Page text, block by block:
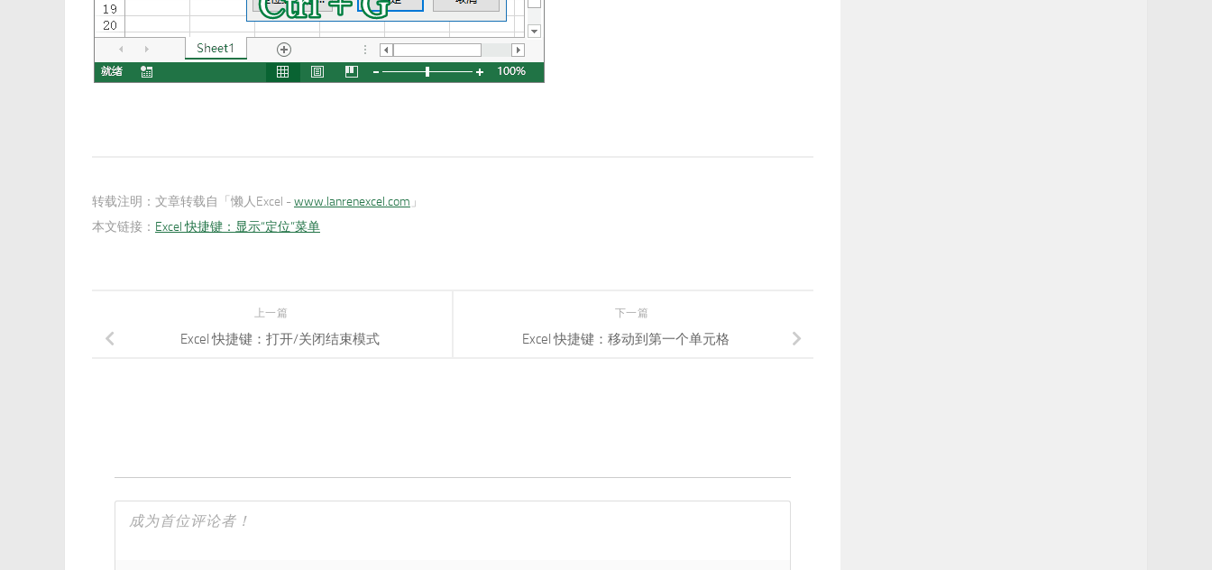
转载注明： 文章转载自「懒人Excel -www.lanrenexcel.com 」
本文链接： Excel 快捷键：显示“定位”菜单
下一篇
Excel 快捷键：移动到第一个单元格
上一篇
Excel 快捷键：打开/关闭结束模式